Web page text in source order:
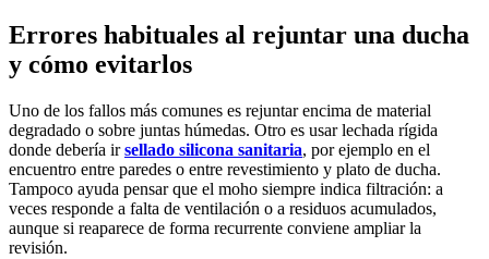
Errores habituales al rejuntar una ducha
y cómo evitarlos
Uno de los fallos más comunes es rejuntar encima de material
degradado o sobre juntas húmedas. Otro es usar lechada rígida
donde debería irsellado silicona sanitaria, por ejemplo en el
encuentro entre paredes o entre revestimiento y plato de ducha.
Tampoco ayuda pensar que el moho siempre indica filtración: a
veces responde a falta de ventilación o a residuos acumulados,
aunque si reaparece de forma recurrente conviene ampliar la
revisión.